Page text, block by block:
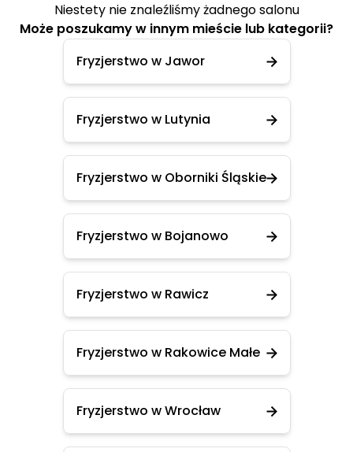
Niestety nie znaleźliśmy żadnego salonu
Może poszukamy w innym mieście lub kategorii?
Fryzjerstwo w Jawor
Fryzjerstwo w Lutynia
Fryzjerstwo w Oborniki Śląskie
Fryzjerstwo w Bojanowo
Fryzjerstwo w Rawicz
Fryzjerstwo w Rakowice Małe
Fryzjerstwo w Wrocław